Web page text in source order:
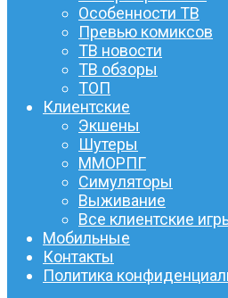
Особенности ТВ
Превью комиксов
ТВ новости
ТВ обзоры
ТОП
Клиентские
Экшены
Шутеры
ММОРПГ
Симуляторы
Выживание
Все клиентские
Мобильные
Контакты
Политика